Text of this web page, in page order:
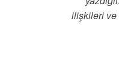
ilişkileri